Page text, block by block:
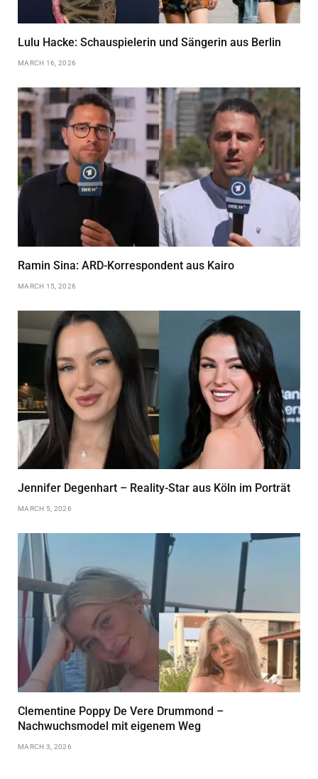
Lulu Hacke: Schauspielerin und Sängerin aus Berlin
MARCH 16, 2026
Ramin Sina: ARD-Korrespondent aus Kairo
MARCH 15, 2026
Jennifer Degenhart – Reality-Star aus Köln im Porträt
MARCH 5, 2026
Clementine Poppy De Vere Drummond –
Nachwuchsmodel mit eigenem Weg
MARCH 3, 2026